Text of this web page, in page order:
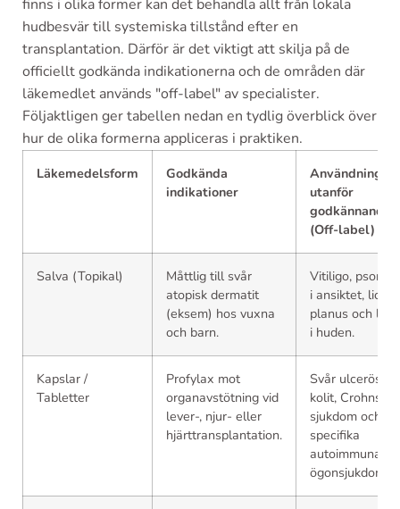
finns i olika former kan det behandla allt från lokala
hudbesvär till systemiska tillstånd efter en
transplantation. Därför är det viktigt att skilja på de
officiellt godkända indikationerna och de områden där
läkemedlet används "off-label" av specialister.
Följaktligen ger tabellen nedan en tydlig överblick över
hur de olika formerna appliceras i praktiken.
Läkemedelsform
Godkända
indikationer
Användning
utanför
godkännande
(Off-label)
Salva (Topikal)
Måttlig till svår
atopisk dermatit
(eksem) hos vuxna
och barn.
Vitiligo,
i ansiktet,
planus och
i huden.
Kapslar /
Tabletter
Profylax mot
organavstötning vid
lever-, njur- eller
hjärttransplantation.
Svår ulcerös
kolit, Crohns
sjukdom och
specifika
autoimmuna
ögonsjukdomar.